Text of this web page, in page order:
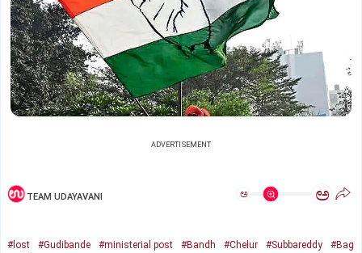
ADVERTISEMENT
TEAM UDAYAVANI ಅ ಅ
#lost #Gudibande #ministerial post #Bandh #Chelur #Subbareddy
#Bag